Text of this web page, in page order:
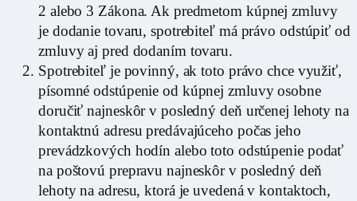
2 alebo 3 Zákona. Ak predmetom kúpnej zmluvy
je dodanie tovaru, spotrebiteľ má právo odstúpiť od
zmluvy aj pred dodaním tovaru.
Spotrebiteľ je povinný, ak toto právo chce využiť,
písomné odstúpenie od kúpnej zmluvy osobne
doručiť najneskôr v posledný deň určenej lehoty na
kontaktnú adresu predávajúceho počas jeho
prevádzkových hodín alebo toto odstúpenie podať
na poštovú prepravu najneskôr v posledný deň
lehoty na adresu, ktorá je uvedená v kontaktoch,